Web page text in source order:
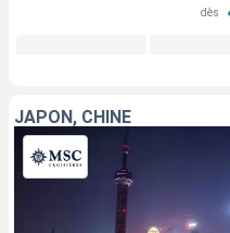
dès
JAPON, CHINE